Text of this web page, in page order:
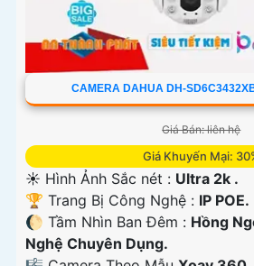
CAMERA DAHUA DH-
Giá Bán: liên hệ
Giá Khuyến Mại:
☀️ Hình Ảnh Sắc nét : Ultra 2k .
🏆 Trang Bị Công Nghệ : IP POE.
🌔 Tầm Nhìn Ban Đêm : Hồng
Nghệ Chuyên Dụng.